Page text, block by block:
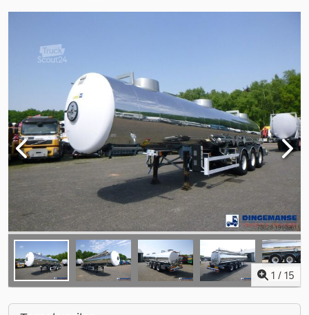
1 / 15